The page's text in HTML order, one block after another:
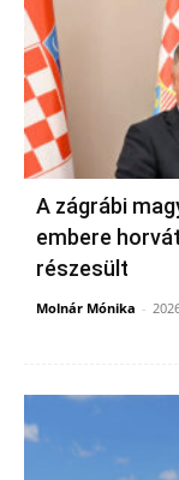
A zágrábi
embere
részesült
Molnár Mónika -